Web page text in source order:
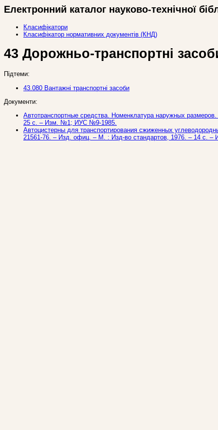
Електронний каталог науково-технічної
Класифікатори
Класифікатор нормативних документів (КНД)
43 Дорожньо-транспортні
Підтеми:
43.080 Вантажні транспортні засоби
Документи:
Автотранспортные средства. Номенклатура наружных
25 с. – Изм. №1; ИУС №9-1985.
Автоцистерны для транспортирования сжиженных
21561-76. – Изд. офиц. – М. : Изд-во стандартов, 1976. – 14